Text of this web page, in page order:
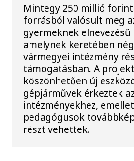
Mintegy 250 millió
forrásból valósult meg
gyermeknek
amelynek keretében
vármegyei intézmény
támogatásban. A
köszönhetően új
gépjárművek érkeztek az
intézményekhez,
pedagógusok
részt vehettek.